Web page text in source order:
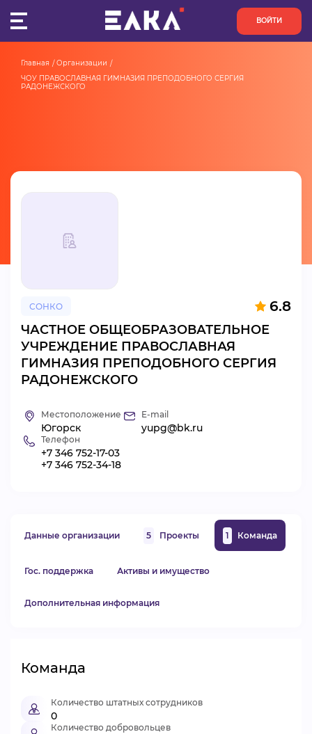
ВОЙТИ
ПУЛЬС
ВИДЕОКУРСЫ
Главная
Организации
ЧОУ ПРАВОСЛАВНАЯ ГИМНАЗИЯ ПРЕПОДОБНОГО СЕРГИЯ
РАДОНЕЖСКОГО
СОНКО 6.8
ЧАСТНОЕ ОБЩЕОБРАЗОВАТЕЛЬНОЕ
УЧРЕЖДЕНИЕ ПРАВОСЛАВНАЯ
ГИМНАЗИЯ ПРЕПОДОБНОГО СЕРГИЯ
РАДОНЕЖСКОГО
Местоположение
Югорск
E-mail
yupg@bk.ru
Телефон
+7 346 752-17-03
+7 346 752-34-18
Данные организации 5 Проекты 1 Команда
Гос. поддержка Активы и имущество
Дополнительная информация
Команда
Количество штатных сотрудников
0
Количество добровольцев